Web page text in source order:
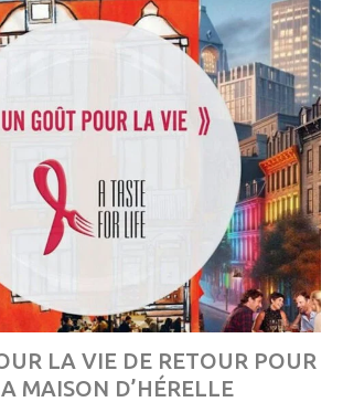
LA VIE DE RETOUR POUR
MAISON D’HÉRELLE